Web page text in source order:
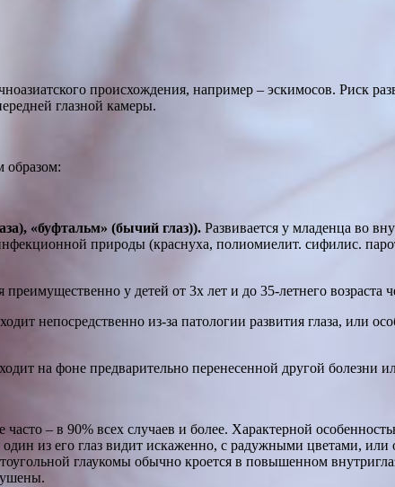
происхождения, например – эскимосов. Риск
глазной камеры.
образом:
«буфтальм» (бычий глаз)). Развивается у младенца во
природы (краснуха, полиомиелит. сифилис.
преимущественно у детей от 3х лет и до 35-летнего возраста
непосредственно из-за патологии развития глаза, или
на фоне предварительно перенесенной другой болезни
часто – в 90% всех случаев и более. Характерной
из его глаз видит искаженно, с радужными цветами,
глаукомы обычно кроется в повышенном